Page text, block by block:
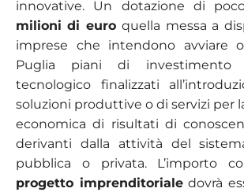
innovative. Un dotazione di
milioni di euroquella messa a
imprese che intendono avviare
Puglia piani di investimento
tecnologico finalizzati
soluzioni produttive o di servizi per
economica di risultati di
derivanti dalla attività del
pubblica o privata. L’importo
progetto imprenditorialedovrà